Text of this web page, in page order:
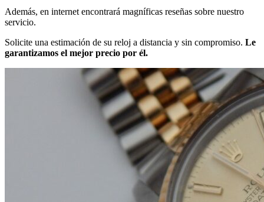
Además, en internet encontrará magníficas reseñas sobre nuestro
servicio.
Solicite una estimación de su reloj a distancia y sin compromiso. Le
garantizamos el mejor precio por él.